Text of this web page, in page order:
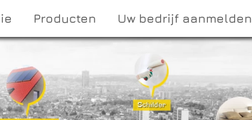
Producten Uw bedrijf aanmelden